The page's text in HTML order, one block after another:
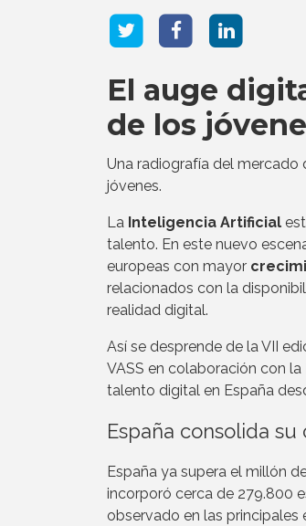
El auge
de los
Una radiografía del
jóvenes.
La Inteligencia Artificial
talento. En este nuevo
europeas con mayor
relacionados con la
realidad digital.
Así se desprende de la VII
VASS en colaboración con
talento digital en España
España consolida
España ya supera el millón
incorporó cerca de 279.800
observado en las principales